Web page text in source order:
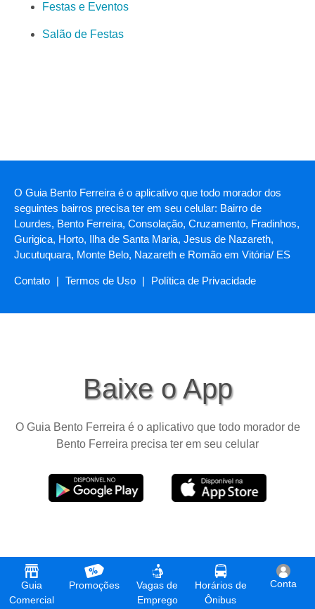
Guia
Comercial
Promoções
Vagas de
Emprego
Horários de
Ônibus
Conta
Festas e Eventos
Salão de Festas
O Guia Bento Ferreira é o aplicativo que todo morador dos
seguintes bairros precisa ter em seu celular: Bairro de
Lourdes, Bento Ferreira, Consolação, Cruzamento, Fradinhos,
Gurigica, Horto, Ilha de Santa Maria, Jesus de Nazareth,
Jucutuquara, Monte Belo, Nazareth e Romão em Vitória/ ES
Contato | Termos de Uso | Política de Privacidade
Baixe o App
O Guia Bento Ferreira é o aplicativo que todo morador de
Bento Ferreira precisa ter em seu celular